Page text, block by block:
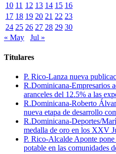
10 11 12 13 14 15 16
17 18 19 20 21 22 23
24 25 26 27 28 29 30
« May
Jul »
Titulares
P. Rico-Lanza nueva
R.Dominicana-Empresarios
aranceles del 12.5% a las
R.Dominicana-Roberto
nueva etapa de desarrollo
R.Dominicana-Deportes/
medalla de oro en los XXV
P. Rico-Alcalde Aponte pone
potable en las comunidades